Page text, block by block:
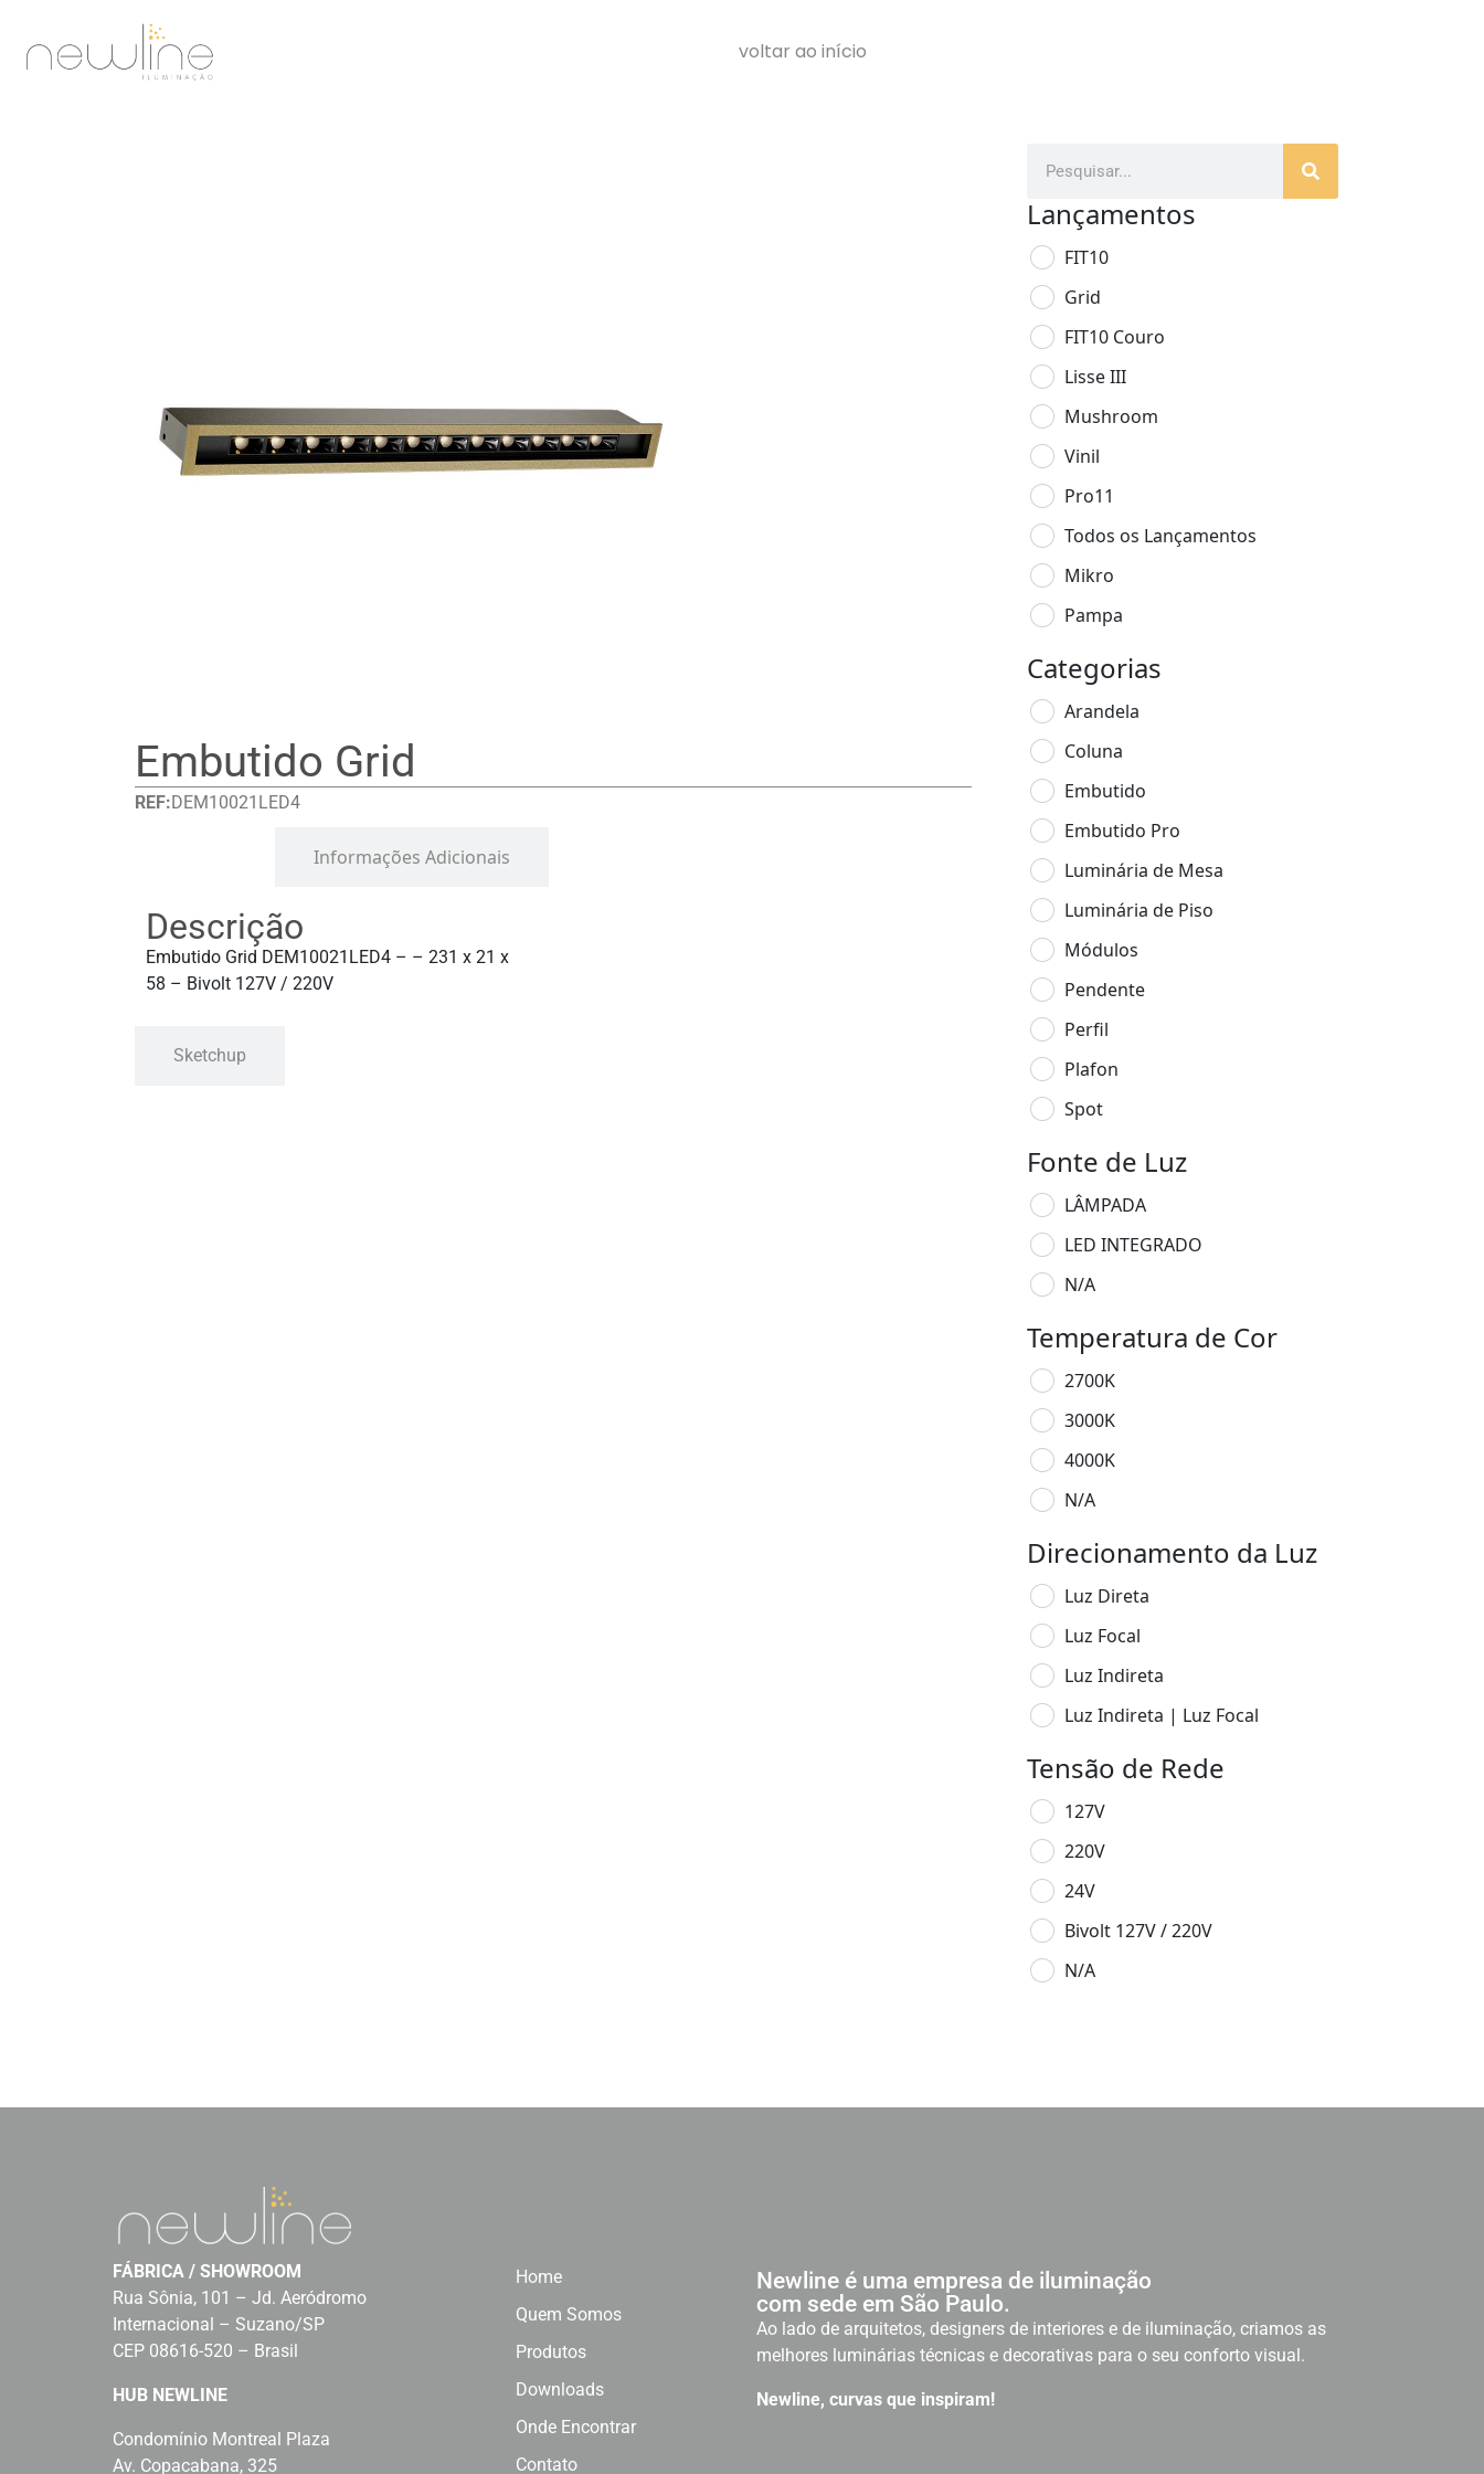
voltar ao início
Embutido Grid
REF:DEM10021LED4
Informações Adicionais
Descrição
Embutido Grid DEM10021LED4 – – 231 x 21 x
58 – Bivolt 127V / 220V
Sketchup
Lançamentos
FIT10
Grid
FIT10 Couro
Lisse III
Mushroom
Vinil
Pro11
Todos os Lançamentos
Mikro
Pampa
Categorias
Arandela
Coluna
Embutido
Embutido Pro
Luminária de Mesa
Luminária de Piso
Módulos
Pendente
Perfil
Plafon
Spot
Fonte de Luz
LÂMPADA
LED INTEGRADO
N/A
Temperatura de Cor
2700K
3000K
4000K
N/A
Direcionamento da Luz
Luz Direta
Luz Focal
Luz Indireta
Luz Indireta | Luz Focal
Tensão de Rede
127V
220V
24V
Bivolt 127V / 220V
N/A
FÁBRICA / SHOWROOM
Rua Sônia, 101 – Jd. Aeródromo
Internacional – Suzano/SP
CEP 08616-520 – Brasil
HUB NEWLINE
Condomínio Montreal Plaza
Av. Copacabana, 325
Home
Quem Somos
Produtos
Downloads
Onde Encontrar
Contato
Newline é uma empresa de iluminação
com sede em São Paulo.
Ao lado de arquitetos, designers de interiores e de iluminação, criamos as
melhores luminárias técnicas e decorativas para o seu conforto visual.
Newline, curvas que inspiram!